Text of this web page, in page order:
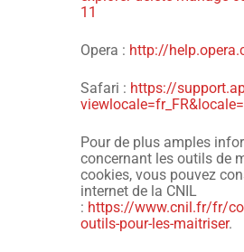
11
Opera : http://
Safari : https://
Pour de plus amples
concernant les outils de
cookies, vous pouvez
internet de la CNIL
: https://www.cnil.fr/fr/
outils-pour-les-maitriser.